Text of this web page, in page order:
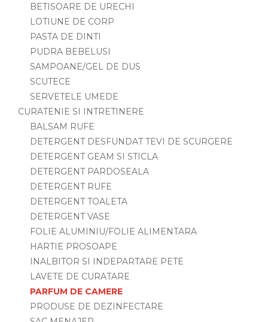
BETISOARE DE URECHI
LOTIUNE DE CORP
PASTA DE DINTI
PUDRA BEBELUSI
SAMPOANE/GEL DE DUS
SCUTECE
SERVETELE UMEDE
CURATENIE SI INTRETINERE
BALSAM RUFE
DETERGENT DESFUNDAT TEVI DE SCURGERE
DETERGENT GEAM SI STICLA
DETERGENT PARDOSEALA
DETERGENT RUFE
DETERGENT TOALETA
DETERGENT VASE
FOLIE ALUMINIU/FOLIE ALIMENTARA
HARTIE PROSOAPE
INALBITOR SI INDEPARTARE PETE
LAVETE DE CURATARE
PARFUM DE CAMERE
PRODUSE DE DEZINFECTARE